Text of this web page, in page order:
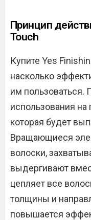
Принцип
Touch
Купите Yes
насколько
им пользоваться.
использования на
которая будет
Вращающиеся
волоски,
выдергивают
цепляет все
толщины и
повышается